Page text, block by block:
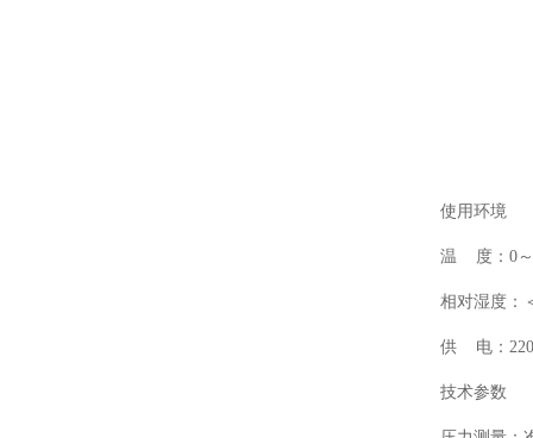
使用环境
温 度：0～
相对湿度：
供 电：
技术参数